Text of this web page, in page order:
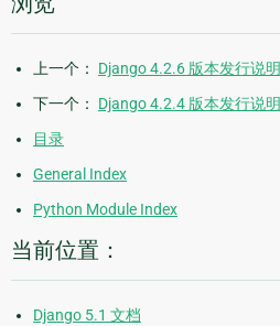
上一个： Django 4.2.6 版本发行说明
下一个： Django 4.2.4 版本发行说明
目录
General Index
Python Module Index
当前位置：
Django 5.1 文档